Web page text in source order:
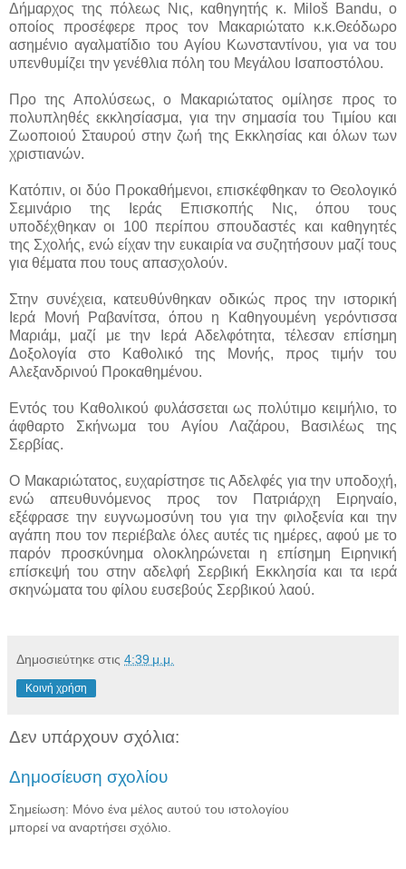
Δήμαρχος της πόλεως Νις, καθηγητής κ. Miloš Bandu, ο
οποίος προσέφερε προς τον Μακαριώτατο κ.κ.Θεόδωρο
ασημένιο αγαλματίδιο του Αγίου Κωνσταντίνου, για να του
υπενθυμίζει την γενέθλια πόλη του Μεγάλου Ισαποστόλου.
Προ της Απολύσεως, ο Μακαριώτατος ομίλησε προς το
πολυπληθές εκκλησίασμα, για την σημασία του Τιμίου και
Ζωοποιού Σταυρού στην ζωή της Εκκλησίας και όλων των
χριστιανών.
Κατόπιν, οι δύο Προκαθήμενοι, επισκέφθηκαν το Θεολογικό
Σεμινάριο της Ιεράς Επισκοπής Νις, όπου τους
υποδέχθηκαν οι 100 περίπου σπουδαστές και καθηγητές
της Σχολής, ενώ είχαν την ευκαιρία να συζητήσουν μαζί τους
για θέματα που τους απασχολούν.
Στην συνέχεια, κατευθύνθηκαν οδικώς προς την ιστορική
Ιερά Μονή Ραβανίτσα, όπου η Καθηγουμένη γερόντισσα
Μαριάμ, μαζί με την Ιερά Αδελφότητα, τέλεσαν επίσημη
Δοξολογία στο Καθολικό της Μονής, προς τιμήν του
Αλεξανδρινού Προκαθημένου.
Εντός του Καθολικού φυλάσσεται ως πολύτιμο κειμήλιο, το
άφθαρτο Σκήνωμα του Αγίου Λαζάρου, Βασιλέως της
Σερβίας.
Ο Μακαριώτατος, ευχαρίστησε τις Αδελφές για την υποδοχή,
ενώ απευθυνόμενος προς τον Πατριάρχη Ειρηναίο,
εξέφρασε την ευγνωμοσύνη του για την φιλοξενία και την
αγάπη που τον περιέβαλε όλες αυτές τις ημέρες, αφού με το
παρόν προσκύνημα ολοκληρώνεται η επίσημη Ειρηνική
επίσκεψή του στην αδελφή Σερβική Εκκλησία και τα ιερά
σκηνώματα του φίλου ευσεβούς Σερβικού λαού.
Δημοσιεύτηκε στις 4:39 μ.μ.
Κοινή χρήση
Δεν υπάρχουν σχόλια:
Δημοσίευση σχολίου
Σημείωση: Μόνο ένα μέλος αυτού του ιστολογίου
μπορεί να αναρτήσει σχόλιο.